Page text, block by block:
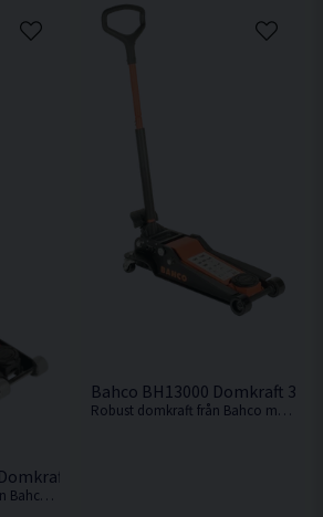
1,5 Ton Aluminium 415mm
Aluminium domkraft från Bahco med en lyfthöjd på 415mm och en låg vikt på endast 12,8kg.
Bahco BH13000 Domkraft 3
Robust domkraft från Bahco med en hög lyfthöjd på 552mm.